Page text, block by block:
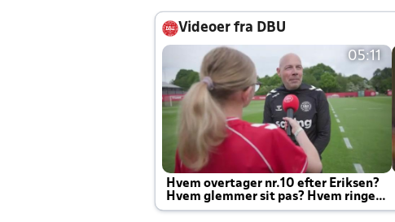
Videoer fra DBU
05:11
Hvem overtager nr.10 efter Eriksen?
Hvem glemmer sit pas? Hvem ringer
Joachim altid til efter kampe?